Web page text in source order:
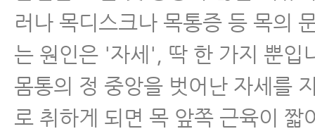
- 목디스크, 목통증의 유일한 원인
- 목디스크 약화시키는 생활습관
- 목디스크 수면자세
러나 목디스크나 목통증 등 목의
는 원인은 '자세', 딱 한 가지 뿐입
몸통의 정 중앙을 벗어난 자세를
로 취하게 되면 목 앞쪽 근육이 짧